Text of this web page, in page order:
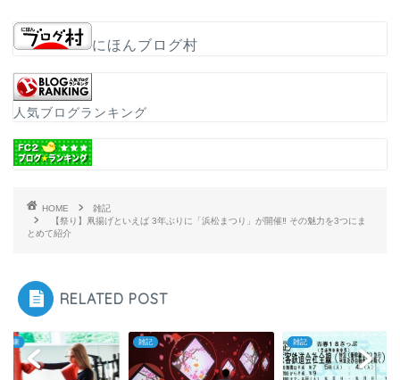
にほんブログ村
人気ブログランキング
HOME
雑記
【祭り】凧揚げといえば 3年ぶりに「浜松まつり」が開催‼ その魅力を3つにま
とめて紹介
RELATED POST
健康 雑記 雑記